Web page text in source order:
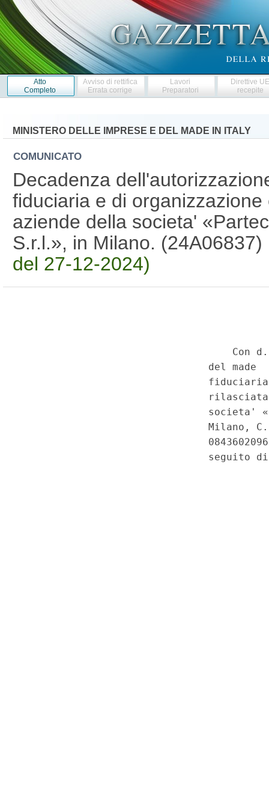
Atto
Completo
Avviso di rettifica
Errata corrige
Lavori
Preparatori
Direttive
recepite
MINISTERO DELLE IMPRESE E DEL MADE IN ITALY
COMUNICATO
Decadenza
fiduciaria e di
aziende della societa'
S.r.l.», in Milano. (24A06837)
del 27-12-2024)